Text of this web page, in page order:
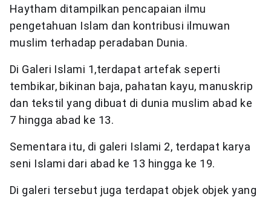
Haytham ditampilkan pencapaian ilmu
pengetahuan Islam dan kontribusi ilmuwan
muslim terhadap peradaban Dunia.
Di Galeri Islami 1,terdapat artefak seperti
tembikar, bikinan baja, pahatan kayu, manuskrip
dan tekstil yang dibuat di dunia muslim abad ke
7 hingga abad ke 13.
Sementara itu, di galeri Islami 2, terdapat karya
seni Islami dari abad ke 13 hingga ke 19.
Di galeri tersebut juga terdapat objek objek yang